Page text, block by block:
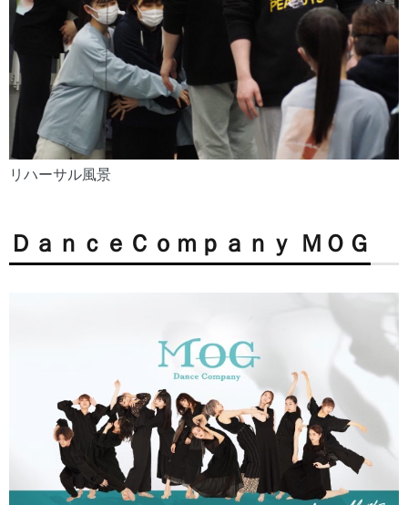
リハーサル風景
ＤａｎｃｅＣｏｍｐａｎｙ ＭＯＧ